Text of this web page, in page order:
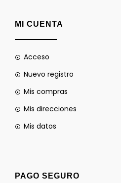
MI CUENTA
Acceso
Nuevo registro
Mis compras
Mis direcciones
Mis datos
PAGO SEGURO